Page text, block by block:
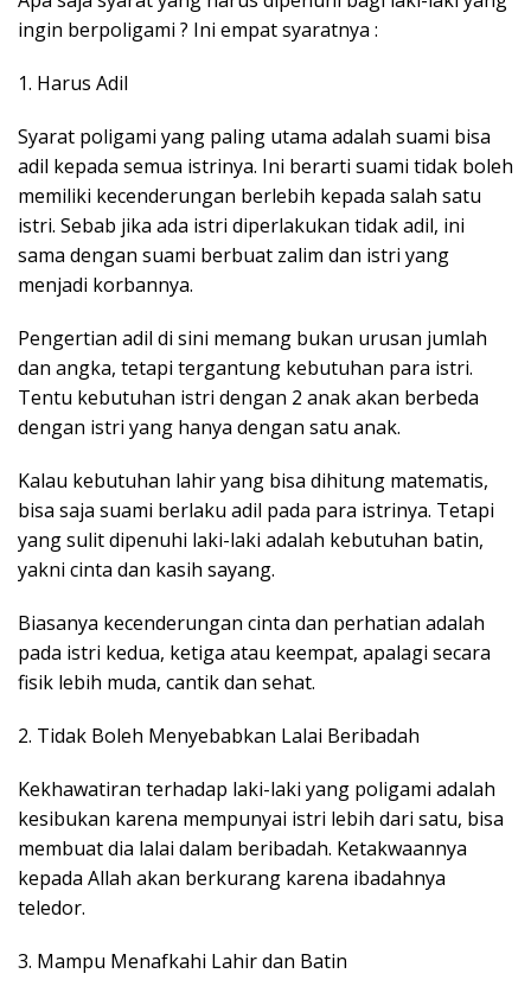
ingin berpoligami ? Ini empat syaratnya :
1. Harus Adil
Syarat poligami yang paling utama adalah suami bisa
adil kepada semua istrinya. Ini berarti suami tidak boleh
memiliki kecenderungan berlebih kepada salah satu
istri. Sebab jika ada istri diperlakukan tidak adil, ini
sama dengan suami berbuat zalim dan istri yang
menjadi korbannya.
Pengertian adil di sini memang bukan urusan jumlah
dan angka, tetapi tergantung kebutuhan para istri.
Tentu kebutuhan istri dengan 2 anak akan berbeda
dengan istri yang hanya dengan satu anak.
Kalau kebutuhan lahir yang bisa dihitung matematis,
bisa saja suami berlaku adil pada para istrinya. Tetapi
yang sulit dipenuhi laki-laki adalah kebutuhan batin,
yakni cinta dan kasih sayang.
Biasanya kecenderungan cinta dan perhatian adalah
pada istri kedua, ketiga atau keempat, apalagi secara
fisik lebih muda, cantik dan sehat.
2. Tidak Boleh Menyebabkan Lalai Beribadah
Kekhawatiran terhadap laki-laki yang poligami adalah
kesibukan karena mempunyai istri lebih dari satu, bisa
membuat dia lalai dalam beribadah. Ketakwaannya
kepada Allah akan berkurang karena ibadahnya
teledor.
3. Mampu Menafkahi Lahir dan Batin